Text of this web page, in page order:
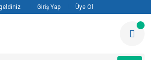
Giriş Yap Üye Ol